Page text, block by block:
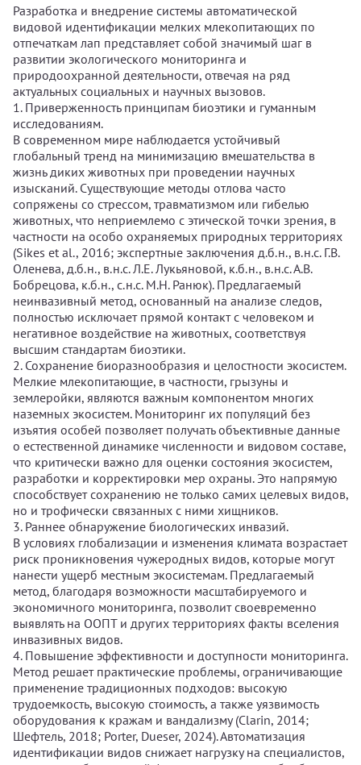
Разработка и внедрение системы автоматической
видовой идентификации мелких млекопитающих по
отпечаткам лап представляет собой значимый шаг в
развитии экологического мониторинга и
природоохранной деятельности, отвечая на ряд
актуальных социальных и научных вызовов.
1. Приверженность принципам биоэтики и гуманным
исследованиям.
В современном мире наблюдается устойчивый
глобальный тренд на минимизацию вмешательства в
жизнь диких животных при проведении научных
изысканий. Существующие методы отлова часто
сопряжены со стрессом, травматизмом или гибелью
животных, что неприемлемо с этической точки зрения, в
частности на особо охраняемых природных территориях
(Sikes et al., 2016; экспертные заключения д.б.н., в.н.с. Г.В.
Оленева, д.б.н., в.н.с. Л.Е. Лукьяновой, к.б.н., в.н.с. А.В.
Бобрецова, к.б.н., с.н.с. М.Н. Ранюк). Предлагаемый
неинвазивный метод, основанный на анализе следов,
полностью исключает прямой контакт с человеком и
негативное воздействие на животных, соответствуя
высшим стандартам биоэтики.
2. Сохранение биоразнообразия и целостности экосистем.
Мелкие млекопитающие, в частности, грызуны и
землеройки, являются важным компонентом многих
наземных экосистем. Мониторинг их популяций без
изъятия особей позволяет получать объективные данные
о естественной динамике численности и видовом составе,
что критически важно для оценки состояния экосистем,
разработки и корректировки мер охраны. Это напрямую
способствует сохранению не только самих целевых видов,
но и трофически связанных с ними хищников.
3. Раннее обнаружение биологических инвазий.
В условиях глобализации и изменения климата возрастает
риск проникновения чужеродных видов, которые могут
нанести ущерб местным экосистемам. Предлагаемый
метод, благодаря возможности масштабируемого и
экономичного мониторинга, позволит своевременно
выявлять на ООПТ и других территориях факты вселения
инвазивных видов.
4. Повышение эффективности и доступности мониторинга.
Метод решает практические проблемы, ограничивающие
применение традиционных подходов: высокую
трудоемкость, высокую стоимость, а также уязвимость
оборудования к кражам и вандализму (Clarin, 2014;
Шефтель, 2018; Porter, Dueser, 2024). Автоматизация
идентификации видов снижает нагрузку на специалистов,